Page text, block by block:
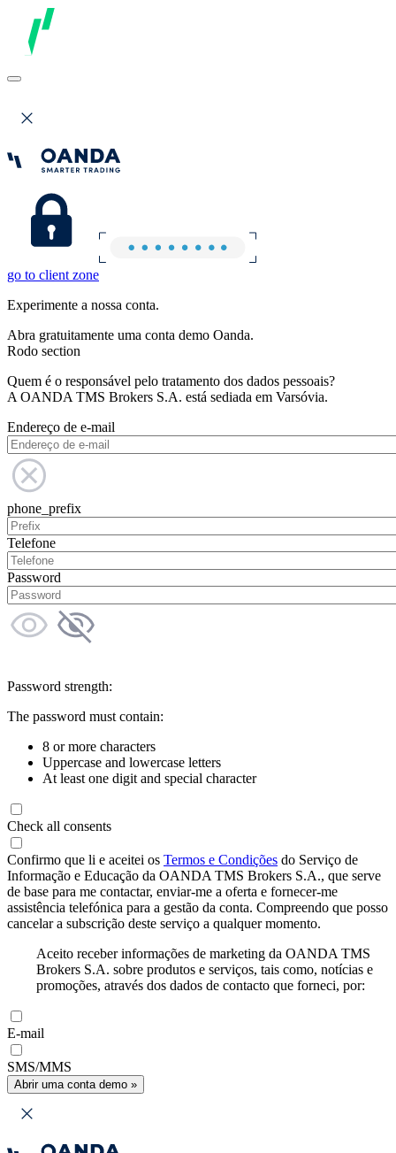
go to client zone
Experimente a nossa conta.
Abra gratuitamente uma conta demo Oanda.
Rodo section
Quem é o responsável pelo tratamento dos dados pessoais?
A OANDA TMS Brokers S.A. está sediada em Varsóvia.
Endereço de e-mail
phone_prefix
Telefone
Password
Password strength:
The password must contain:
8 or more characters
Uppercase and lowercase letters
At least one digit and special character
Check all consents
Confirmo que li e aceitei os Termos e Condições do Serviço de
Informação e Educação da OANDA TMS Brokers S.A., que serve
de base para me contactar, enviar-me a oferta e fornecer-me
assistência telefónica para a gestão da conta. Compreendo que posso
cancelar a subscrição deste serviço a qualquer momento.
Aceito receber informações de marketing da OANDA TMS
Brokers S.A. sobre produtos e serviços, tais como, notícias e
promoções, através dos dados de contacto que forneci, por:
E-mail
SMS/MMS
Abrir uma conta demo »